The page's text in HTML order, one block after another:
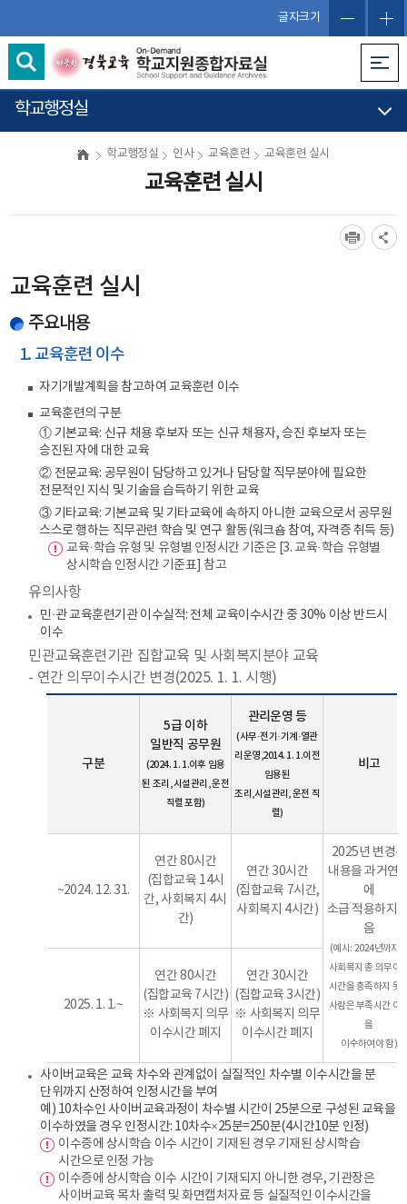
글자크기
학교행정실
학교행정실 인사 교육훈련 교육훈련 실시
교육훈련 실시
교육훈련 실시
주요내용
1. 교육훈련 이수
자기개발계획을 참고하여 교육훈련 이수
교육훈련의 구분
① 기본교육: 신규 채용 후보자 또는 신규 채용자, 승진 후보자 또는
승진된 자에 대한 교육
② 전문교육: 공무원이 담당하고 있거나 담당할 직무분야에 필요한
전문적인 지식 및 기술을 습득하기 위한 교육
③ 기타교육: 기본교육 및 기타교육에 속하지 아니한 교육으로서 공무원
스스로 행하는 직무관련 학습 및 연구 활동(워크숍 참여, 자격증 취득 등)
교육·학습 유형 및 유형별 인정시간 기준은 [3. 교육·학습 유형별
상시학습 인정시간 기준표] 참고
유의사항
민·관 교육훈련기관 이수실적: 전체 교육이수시간 중 30% 이상 반드시
이수
민관교육훈련기관 집합교육 및 사회복지분야 교육
- 연간 의무이수시간 변경(2025. 1. 1. 시행)
구분
5급 이하
일반직 공무원
(2024. 1. 1.이후 임용
된 조리, 시설관리, 운전
직렬 포함)
관리운영 등
(사무·전기·기계·열관
리운영,2014. 1. 1.이전
임용된
조리,시설관리, 운전 직
렬)
비고
~2024. 12. 31.
연간 80시간
(집합교육 14시
간, 사회복지 4시
간)
연간 30시간
(집합교육 7시간,
사회복지 4시간)
2025년 변경된
내용을 과거연
에
소급 적용하지
음
(예시: 2024년까지
사회복지 총 의무이
시간을 충족하지 못
사람은 부족시간 이
을
이수하여야 함)
2025. 1. 1.~
연간 80시간
(집합교육 7시간)
※ 사회복지 의무
이수시간 폐지
연간 30시간
(집합교육 3시간)
※ 사회복지 의무
이수시간 폐지
사이버교육은 교육 차수와 관계없이 실질적인 차수별 이수시간을 분
단위까지 산정하여 인정시간을 부여
예) 10차수인 사이버교육과정이 차수별 시간이 25분으로 구성된 교육을
이수하였을 경우 인정시간: 10차수×25분=250분(4시간10분 인정)
이수증에 상시학습 이수 시간이 기재된 경우 기재된 상시학습
시간으로 인정 가능
이수증에 상시학습 이수 시간이 기재되지 아니한 경우, 기관장은
사이버교육 목차 출력 및 화면캡처자료 등 실질적인 이수시간을